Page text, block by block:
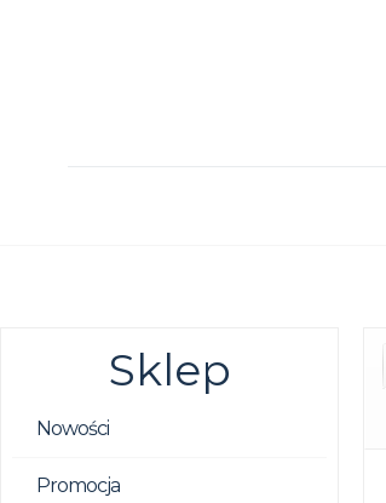
Sklep
Nowości
Promocja